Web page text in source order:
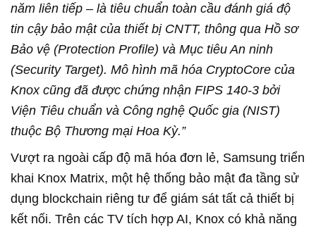
năm liên tiếp – là tiêu chuẩn toàn cầu đánh giá độ
tin cậy bảo mật của thiết bị CNTT, thông qua Hồ sơ
Bảo vệ (Protection Profile) và Mục tiêu An ninh
(Security Target). Mô hình mã hóa CryptoCore của
Knox cũng đã được chứng nhận FIPS 140-3 bởi
Viện Tiêu chuẩn và Công nghệ Quốc gia (NIST)
thuộc Bộ Thương mại Hoa Kỳ.”
Vượt ra ngoài cấp độ mã hóa đơn lẻ, Samsung triển
khai Knox Matrix, một hệ thống bảo mật đa tầng sử
dụng blockchain riêng tư để giám sát tất cả thiết bị
kết nối. Trên các TV tích hợp AI, Knox có khả năng